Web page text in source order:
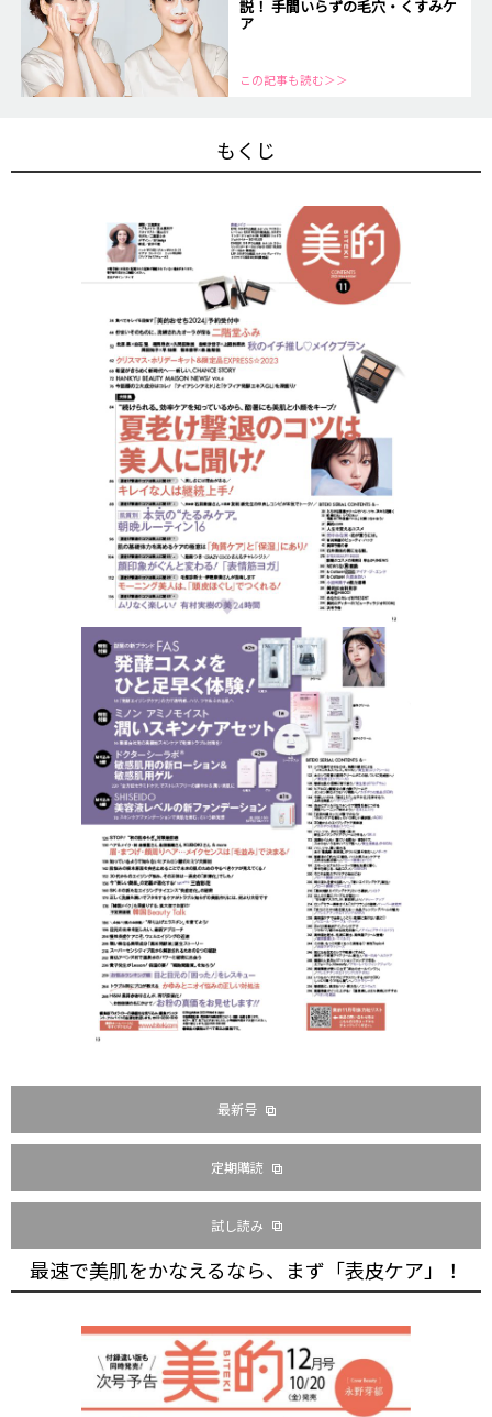
説！ 手間いらずの毛穴・くすみケ
ア
この記事も読む＞＞
もくじ
最新号
定期購読
試し読み
最速で美肌をかなえるなら、まず「表皮ケア」！